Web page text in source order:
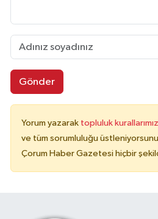
Gönder
Yorum yazarak topluluk
ve tüm sorumluluğu
Çorum Haber Gazetesi hiçbir